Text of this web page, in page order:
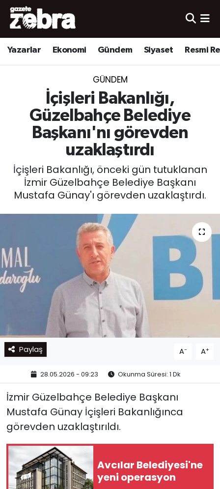
Yazarlar Ekonomi Gündem Siyaset Resmi
GÜNDEM
İçişleri Bakanlığı,
Güzelbahçe Belediye
Başkanı'nı görevden
uzaklaştırdı
İçişleri Bakanlığı, önceki gün tutuklanan
İzmir Güzelbahçe Belediye Başkanı
Mustafa Günay'ı görevden uzaklaştırdı.
Paylaş A- A+
28.05.2026 - 09:23 Okunma Süresi: 1 Dk
İzmir Güzelbahçe Belediye Başkanı
Mustafa Günay İçişleri Bakanlığınca
görevden uzaklaştırıldı.
Avcılar Belediyesi'ne
yeni operasyon
Yazarlar
Ekonomi
Kültür-Sanat
Yerel
Spor
Nöbetçi Eczaneler
Hava Durumu
Trafik Durumu
Süper Lig Puan Durumu ve Fikstür
Tüm Manşetler
Son Dakika Haberleri
Haber Arşivi